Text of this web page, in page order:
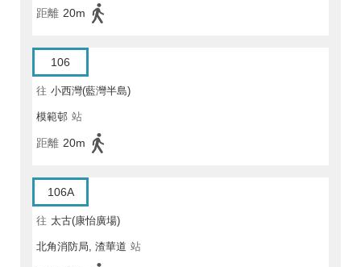
距離 20m
106
往 小西灣(藍灣半島)
模範邨 站
距離 20m
106A
往 太古(康怡廣場)
北角消防局, 渣華道 站